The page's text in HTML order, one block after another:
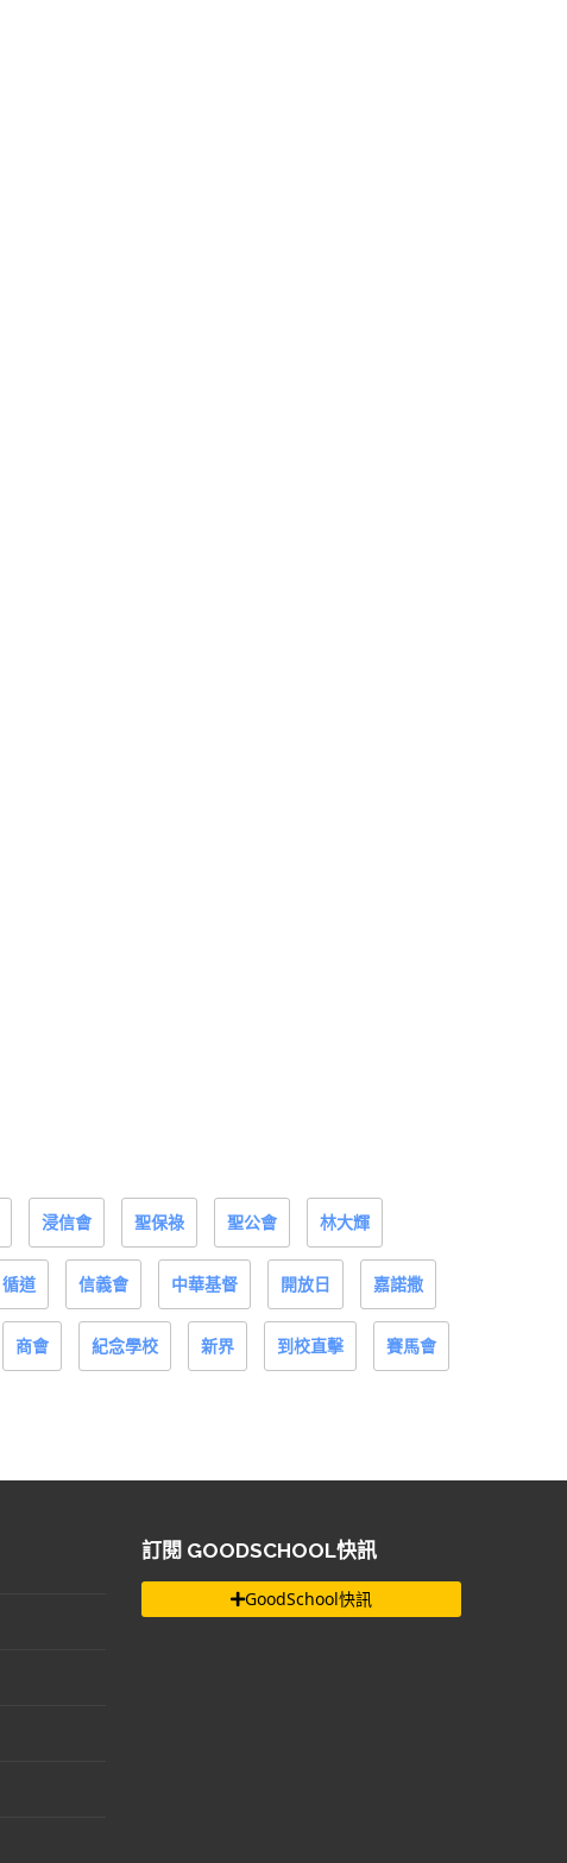
浸信會 聖保祿 聖公會 林大輝
循道 信義會 中華基督 開放日 嘉諾撒
商會 紀念學校 新界 到校直擊 賽馬會
訂閱 GOODSCHOOL快訊
GoodSchool快訊